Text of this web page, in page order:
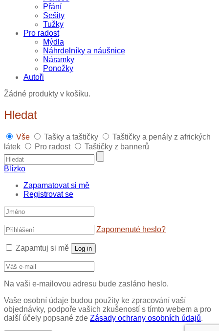
Přání
Sešity
Tužky
Pro radost
Mýdla
Náhrdelníky a náušnice
Náramky
Ponožky
Autoři
Žádné produkty v košíku.
Hledat
Vše Tašky a taštičky
Taštičky a penály z afrických
látek
Pro radost Taštičky z bannerů
Blízko
Zapamatovat si mě
Registrovat se
Zapomenuté heslo?
Zapamtuj si mě Log in
Na vaši e-mailovou adresu bude zasláno heslo.
Vaše osobní údaje budou použity ke zpracování vaší
objednávky, podpoře vašich zkušeností s tímto webem a pro
další účely popsané zde Zásady ochrany osobních údajů.